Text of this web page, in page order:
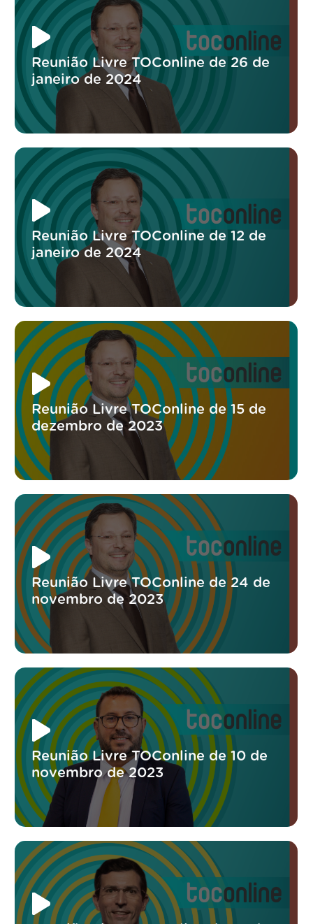
Reunião Livre TOConline de 26 de
janeiro de 2024
Reunião Livre TOConline de 12 de
janeiro de 2024
Reunião Livre TOConline de 15 de
dezembro de 2023
Reunião Livre TOConline de 24 de
novembro de 2023
Reunião Livre TOConline de 10 de
novembro de 2023